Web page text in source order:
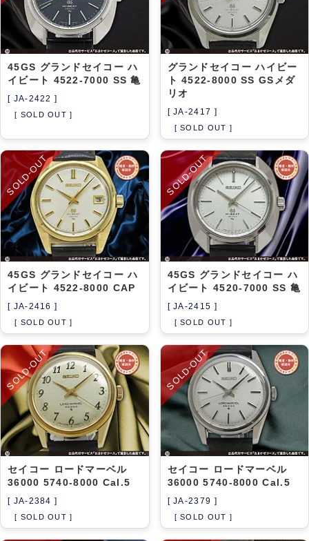
45GS グランドセイコー ハ
イビート 4522-7000 SS 亀
[ JA-2422 ]
[ SOLD OUT ]
グランドセイコー ハイビー
ト 4522-8000 SS GSメダ
リオ
[ JA-2417 ]
[ SOLD OUT ]
SOLD-OUT
45GS グランドセイコー ハ
イビート 4522-8000 CAP
[ JA-2416 ]
[ SOLD OUT ]
SOLD-OUT
45GS グランドセイコー ハ
イビート 4520-7000 SS 亀
[ JA-2415 ]
[ SOLD OUT ]
SOLD-OUT
セイコー ロードマーベル
36000 5740-8000 Cal.5
[ JA-2384 ]
[ SOLD OUT ]
SOLD-OUT
セイコー ロードマーベル
36000 5740-8000 Cal.5
[ JA-2379 ]
[ SOLD OUT ]